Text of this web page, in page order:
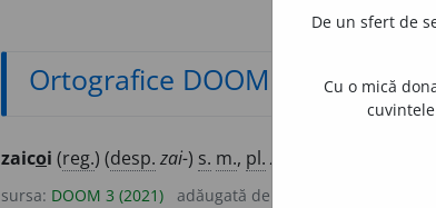
Ortografice DOOM
zaicoi (reg.) (desp. zai-) s. m., pl. zaic
sursa: DOOM 3 (2021) adăugată de
De un sfert de
Cu o mică